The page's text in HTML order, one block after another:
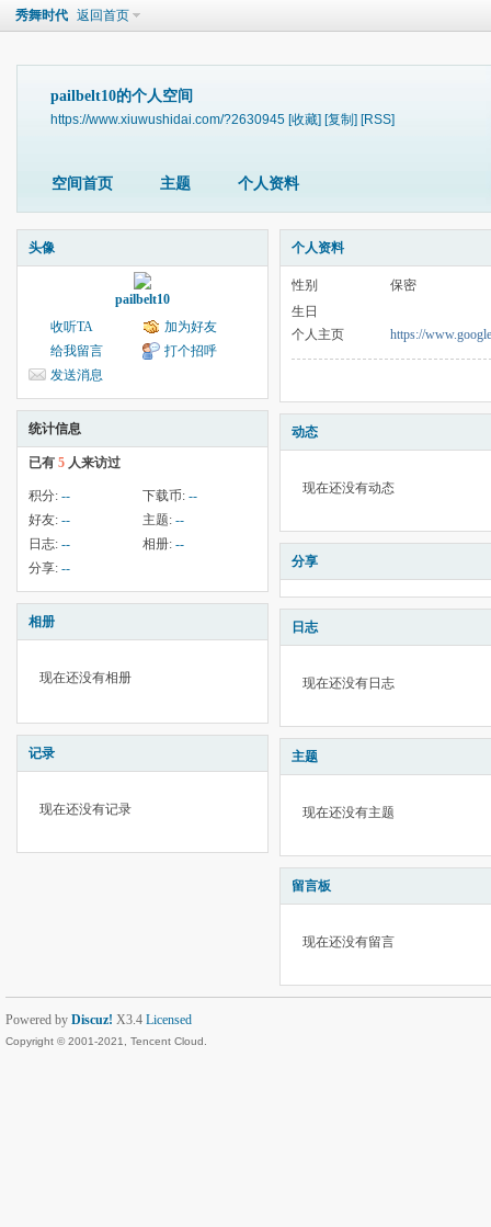
秀舞时代 返回首页
pailbelt10的个人空间
https://www.xiuwushidai.com/?2630945 [收藏] [复制] [RSS]
空间首页 主题 个人资料
头像
pailbelt10
收听TA
加为好友
给我留言
打个招呼
发送消息
统计信息
已有 5 人来访过
积分: -- 下载币: --
好友: -- 主题: --
日志: -- 相册: --
分享: --
相册
现在还没有相册
记录
现在还没有记录
个人资料
性别
保密
生日
个人主页
https://
动态
现在还没有动态
分享
日志
现在还没有日志
主题
现在还没有主题
留言板
现在还没有留言
Powered by Discuz! X3.4 Licensed
Copyright © 2001-2021, Tencent Cloud.